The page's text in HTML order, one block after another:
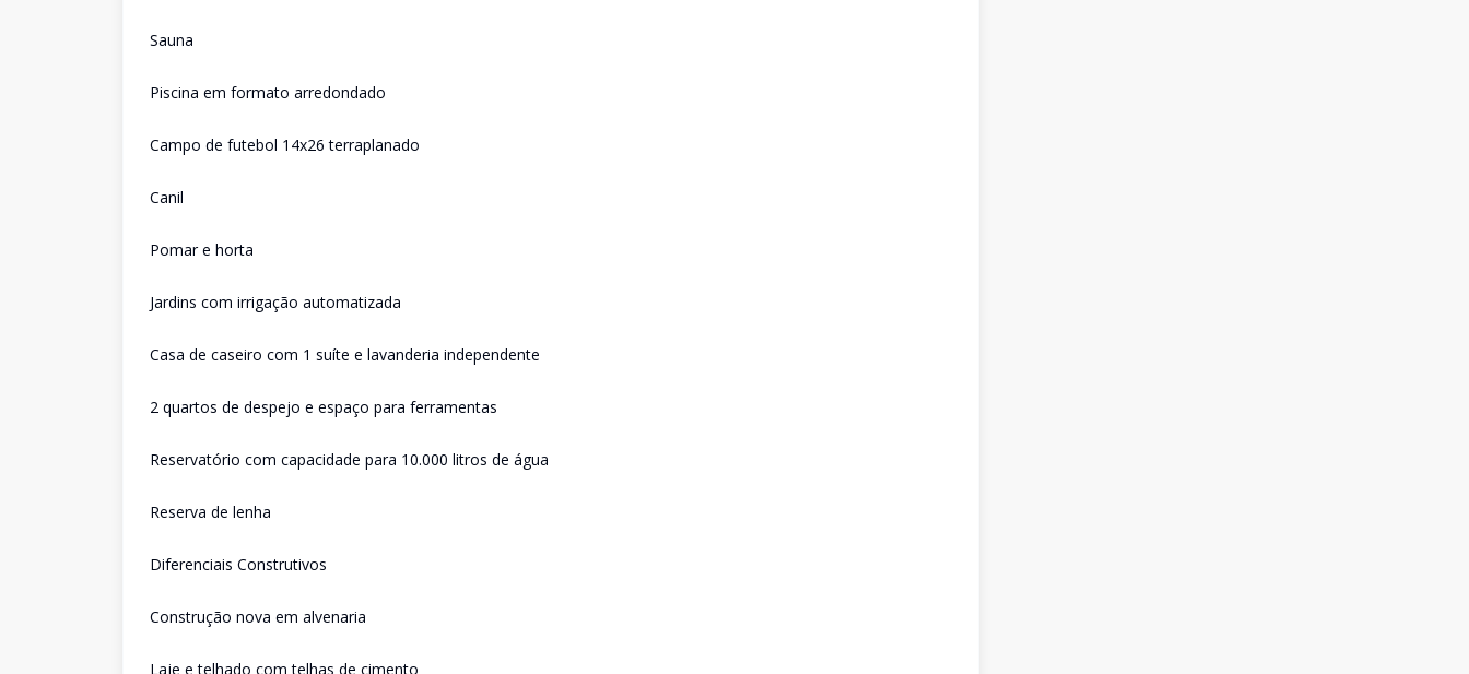
Sauna
Piscina em formato arredondado
Campo de futebol 14x26 terraplanado
Canil
Pomar e horta
Jardins com irrigação automatizada
Casa de caseiro com 1 suíte e lavanderia independente
2 quartos de despejo e espaço para ferramentas
Reservatório com capacidade para 10.000 litros de água
Reserva de lenha
Diferenciais Construtivos
Construção nova em alvenaria
Laje e telhado com telhas de cimento